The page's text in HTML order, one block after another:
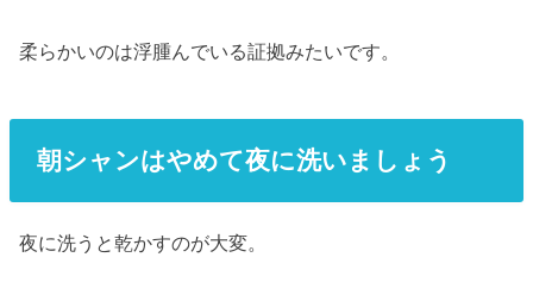
柔らかいのは浮腫んでいる証拠みたいです。
朝シャンはやめて夜に洗いましょう
夜に洗うと乾かすのが大変。